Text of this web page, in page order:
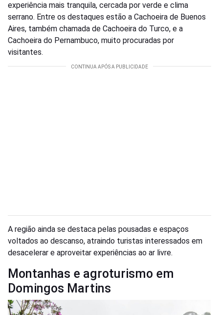
experiência mais tranquila, cercada por verde e clima
serrano. Entre os destaques estão a Cachoeira de Buenos
Aires, também chamada de Cachoeira do Turco, e a
Cachoeira do Pernambuco, muito procuradas por
visitantes.
A região ainda se destaca pelas pousadas e espaços
voltados ao descanso, atraindo turistas interessados em
desacelerar e aproveitar experiências ao ar livre.
Montanhas e agroturismo em
Domingos Martins